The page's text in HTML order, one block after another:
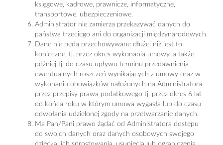
księgowe, kadrowe, prawnicze, informatyczne,
transportowe, ubezpieczeniowe.
Administrator nie zamierza przekazywać danych do
państwa trzeciego ani do organizacji międzynarodowych.
Dane nie będą przechowywane dłużej niż jest to
konieczne, tj. przez okres wykonania umowy, a także
później tj. do czasu upływu terminu przedawnienia
ewentualnych roszczeń wynikających z umowy oraz w
wykonaniu obowiązków nałożonych na Administratora
przez przepisy prawa podatkowego tj. przez okres 6 lat
od końca roku w którym umowa wygasła lub do czasu
odwołania udzielonej zgody na przetwarzanie danych.
Ma Pan/Pani prawo żądać od Administratora dostępu
do swoich danych oraz danych osobowych swojego